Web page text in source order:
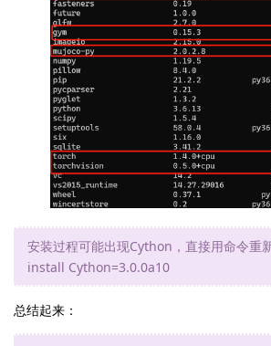
安装过程可能出现Cython，直接用命令重
install Cython=3.0.0a10
总结起来：